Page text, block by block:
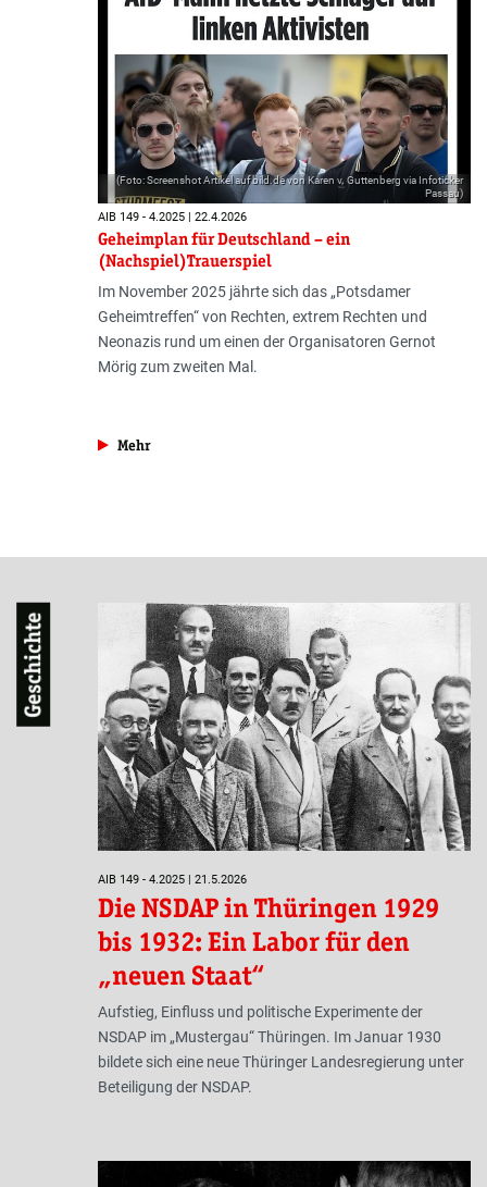
(Foto: Screenshot Artikel auf bild.de von Karen v. Guttenberg via Infoticker
Passau)
AIB 149 - 4.2025 | 22.4.2026
Geheimplan für Deutschland – ein
(Nachspiel)Trauerspiel
Im November 2025 jährte sich das „Potsdamer
Geheimtreffen“ von Rechten, extrem Rechten und
Neonazis rund um einen der Organisatoren Gernot
Mörig zum zweiten Mal.
Mehraus der Rubrik »Gesellschaft«
Geschichte
AIB 149 - 4.2025 | 21.5.2026
Die NSDAP in Thüringen 1929
bis 1932: Ein Labor für den
„neuen Staat“
Aufstieg, Einfluss und politische Experimente der
NSDAP im „Mustergau“ Thüringen. Im Januar 1930
bildete sich eine neue Thüringer Landesregierung unter
Beteiligung der NSDAP.